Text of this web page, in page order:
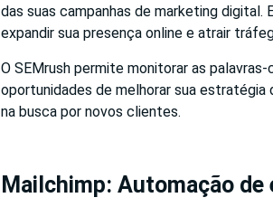
das suas campanhas de marketing
expandir sua presença online e atrair
O SEMrush permite monitorar as
oportunidades de melhorar sua
na busca por novos clientes.
Mailchimp: Automação